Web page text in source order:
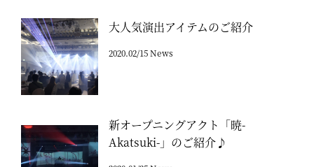
大人気演出アイテムのご紹介
2020.02/15 News
新オープニングアクト「暁-
Akatsuki-」のご紹介♪